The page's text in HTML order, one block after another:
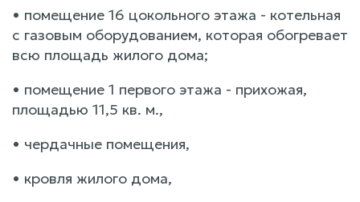
• помещение 16 цокольного этажа - котельная
с газовым оборудованием, которая обогревает
всю площадь жилого дома;
• помещение 1 первого этажа - прихожая,
площадью 11,5 кв. м.,
• чердачные помещения,
• кровля жилого дома,